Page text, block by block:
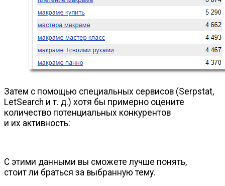
Затем с помощью специальных сервисов (Serpstat,
LetSearch и т. д.) хотя бы примерно оцените
количество потенциальных конкурентов
и их активность:
С этими данными вы сможете лучше понять,
стоит ли браться за выбранную тему.